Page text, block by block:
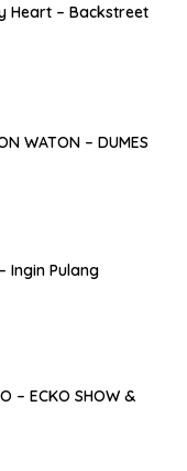
Heart – Backstreet
WATON – DUMES
Ingin Pulang
– ECKO SHOW &